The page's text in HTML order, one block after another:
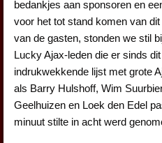
bedankjes aan sponsoren en
voor het tot stand komen van
van de gasten, stonden we stil
Lucky Ajax-leden die er sinds
indrukwekkende lijst met grote
als Barry Hulshoff, Wim
Geelhuizen en Loek den Edel
minuut stilte in acht werd